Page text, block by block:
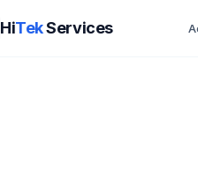
HiTekServices